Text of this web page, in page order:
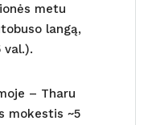
metu
langą,
val.).
– Tharu
mokestis ~5